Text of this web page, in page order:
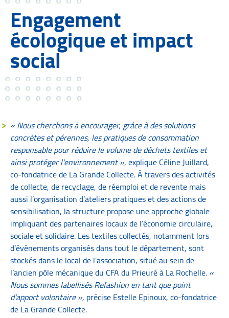
Engagement
écologique et impact
social
« Nous cherchons à encourager, grâce à des solutions
concrètes et pérennes, les pratiques de consommation
responsable pour réduire le volume de déchets textiles et
ainsi protéger l'environnement », explique Céline Juillard,
co-fondatrice de La Grande Collecte. À travers des activités
de collecte, de recyclage, de réemploi et de revente mais
aussi l’organisation d’ateliers pratiques et des actions de
sensibilisation, la structure propose une approche globale
impliquant des partenaires locaux de l’économie circulaire,
sociale et solidaire. Les textiles collectés, notamment lors
d’évènements organisés dans tout le département, sont
stockés dans le local de l’association, situé au sein de
l’ancien pôle mécanique du CFA du Prieuré à La Rochelle.«
Nous sommes labellisés Refashion en tant que point
d'apport volontaire », précise Estelle Epinoux, co-fondatrice
de La Grande Collecte.